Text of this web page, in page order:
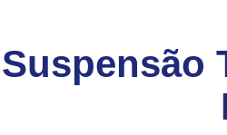
Suspensão